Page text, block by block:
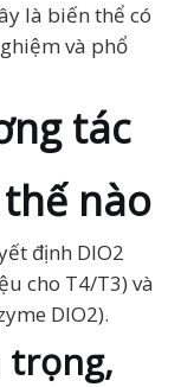
là biến thể có
và phổ
tác
nào
định DIO2
cho T4/T3) và
DIO2).
trọng,